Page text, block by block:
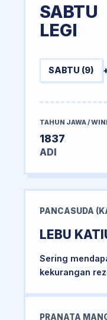
SABTU
LEGI
SABTU (9)
TAHUN JAWA /
1837
ADI
PANCASUDA
LEBU
Sering
kekurangan
PRANATA